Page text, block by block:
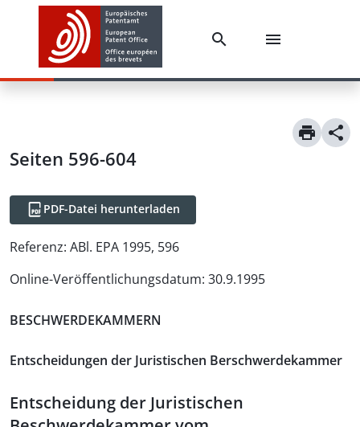
Seiten 596-604
PDF-Datei herunterladen
Referenz: ABl. EPA 1995, 596
Online-Veröffentlichungsdatum: 30.9.1995
BESCHWERDEKAMMERN
Entscheidungen der Juristischen Berschwerdekammer
Entscheidung der Juristischen